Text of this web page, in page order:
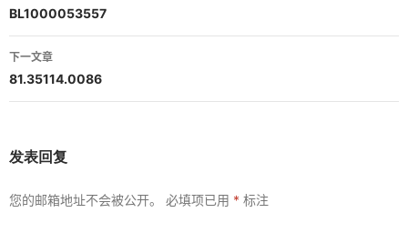
章
导
航
BL1000053557
下一文章
81.35114.0086
发表回复
您的邮箱地址不会被公开。 必填项已用 * 标注